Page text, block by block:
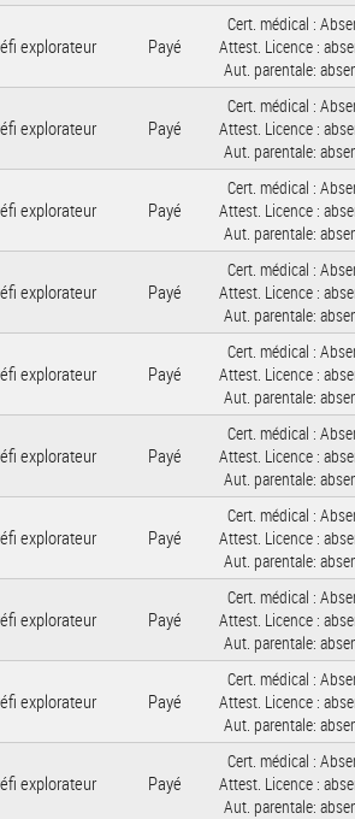
explorateur Payé
Cert. médical :
Attest. Licence :
Aut. parentale:
explorateur Payé
Cert. médical :
Attest. Licence :
Aut. parentale:
explorateur Payé
Cert. médical :
Attest. Licence :
Aut. parentale:
explorateur Payé
Cert. médical :
Attest. Licence :
Aut. parentale:
explorateur Payé
Cert. médical :
Attest. Licence :
Aut. parentale:
explorateur Payé
Cert. médical :
Attest. Licence :
Aut. parentale:
explorateur Payé
Cert. médical :
Attest. Licence :
Aut. parentale:
explorateur Payé
Cert. médical :
Attest. Licence :
Aut. parentale:
explorateur Payé
Cert. médical :
Attest. Licence :
Aut. parentale:
explorateur Payé
Cert. médical :
Attest. Licence :
Aut. parentale: